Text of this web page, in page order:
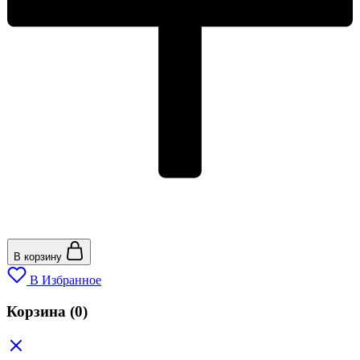
В корзину
В Избранное
Корзина (0)